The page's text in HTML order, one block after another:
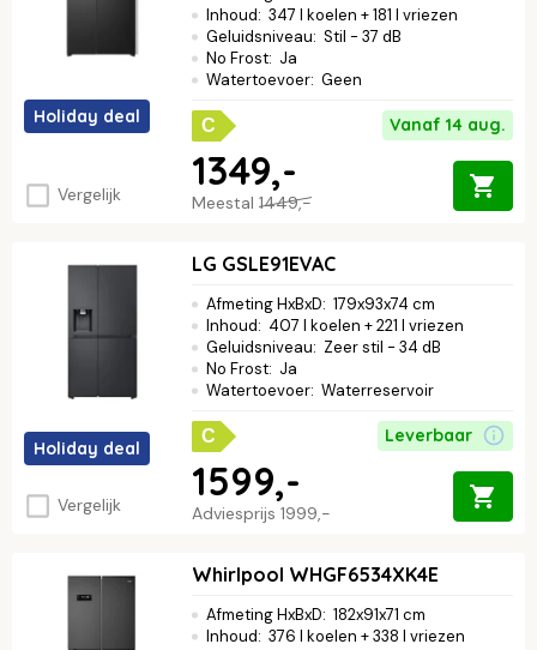
Holiday deal
Vergelijk
Inhoud: 347 l koelen + 181 l vriezen
Geluidsniveau: Stil - 37 dB
No Frost: Ja
Watertoevoer: Geen
C Vanaf 14 aug.
Meestal 1449,-
1349,-
Holiday deal
Vergelijk
LG GSLE91EVAC
Afmeting HxBxD: 179x93x74 cm
Inhoud: 407 l koelen + 221 l vriezen
Geluidsniveau: Zeer stil - 34 dB
No Frost: Ja
Watertoevoer: Waterreservoir
C Leverbaar
Adviesprijs 1999,-
1599,-
Whirlpool WHGF6534XK4E
Afmeting HxBxD: 182x91x71 cm
Inhoud: 376 l koelen + 338 l vriezen